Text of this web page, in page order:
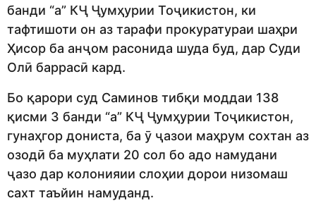
банди “а” КҶ Ҷумҳурии Тоҷикистон, ки
тафтишоти он аз тарафи прокуратураи шаҳри
Ҳисор ба анҷом расонида шуда буд, дар Суди
Олӣ баррасӣ кард.
Бо қарори суд Саминов тибқи моддаи 138
қисми 3 банди “а” КҶ Ҷумҳурии Тоҷикистон,
гунаҳгор дониста, ба ӯ ҷазои маҳрум сохтан аз
озодӣ ба муҳлати 20 сол бо адо намудани
ҷазо дар колонияии слоҳии дорои низомаш
сахт таъйин намуданд.